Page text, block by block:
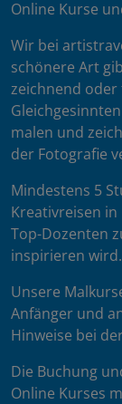
Online Kurse
Wir bei
schönere Art
zeichnend
malen und
der Fotografie
Mindestens 5
Kreativreisen
Top-Dozenten
inspirieren wird.
Unsere
Anfänger und
Hinweise bei
Die Buchung
Online Kurses